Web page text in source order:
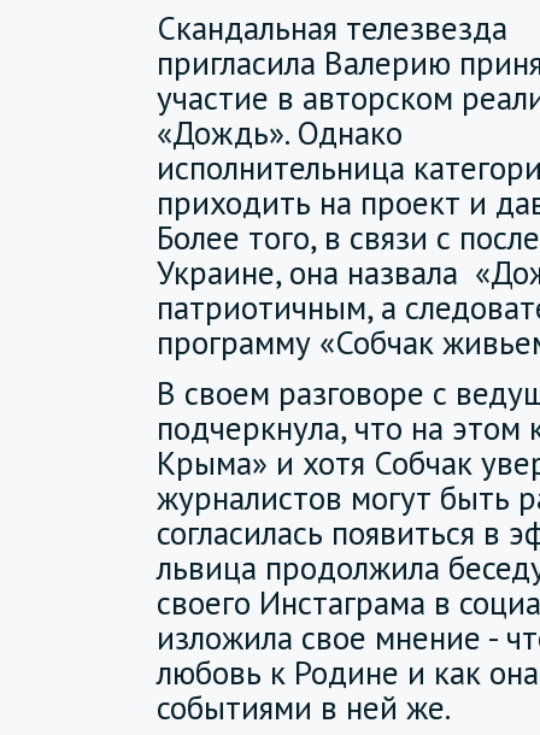
Скандальная телезвезда
пригласила Валерию
участие в авторском
«Дождь». Однако
исполнительница
приходить на проект и
Более того, в связи с
Украине, она назвала
патриотичным, а
программу «Собчак
В своем разговоре с
подчеркнула, что на этом
Крыма» и хотя Собчак
журналистов могут быть
согласилась появиться в
львица продолжила
своего Инстаграма в
изложила свое мнение -
любовь к Родине и как
событиями в ней же.